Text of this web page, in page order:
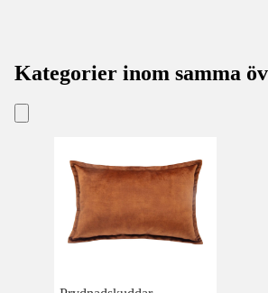
Kategorier inom samma